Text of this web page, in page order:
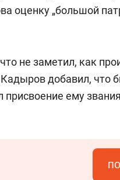
оценку „большой
не заметил, как
добавил, что
ему